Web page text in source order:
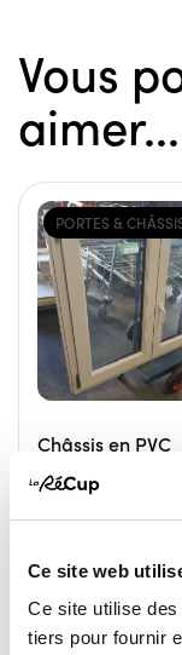
Ce site web
Ce site utilise
tiers pour fournir
Vous
aimer...
PORTES &
Châssis en PVC
double ouvrant
battant
RESSOURCERIE LE
TOURNAI